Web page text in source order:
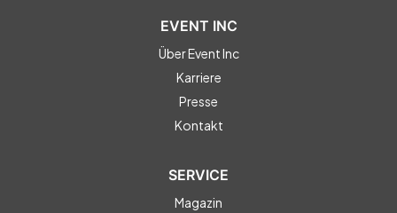
EVENT INC
Über Event Inc
Karriere
Presse
Kontakt
SERVICE
Magazin